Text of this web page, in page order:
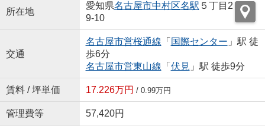
所在地
愛知県名古屋市中村区名駅 ５丁目2
9-10
交通
名古屋市営桜通線 「 国際センター 」駅 徒
歩6分
名古屋市営東山線 「 伏見 」駅 徒歩9分
賃料 / 坪単価 17.226万円 / 0.99万円
管理費等 57,420円